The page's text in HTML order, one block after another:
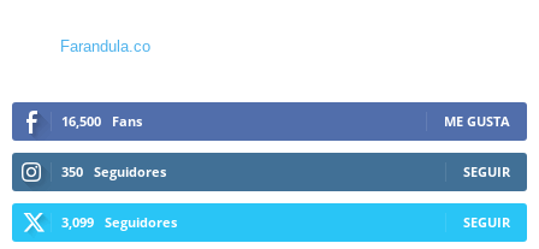
Farandula.co
16,500 Fans ME GUSTA
350 Seguidores SEGUIR
3,099 Seguidores SEGUIR